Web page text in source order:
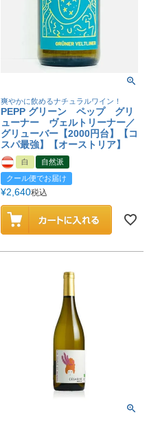
爽やかに飲めるナチュラルワイン！
PEPP グリーン ペップ グリ
ューナー ヴェルトリーナー／
グリューバー【2000円台】【コ
スパ最強】【オーストリア】
白
自然派
クール便でお届け
¥2,640税込